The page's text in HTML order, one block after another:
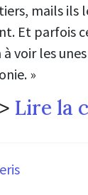
mails ils
Et parfois
voir les
»
Lire la